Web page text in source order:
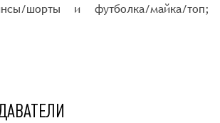
шорты и футболка/майка/топ;